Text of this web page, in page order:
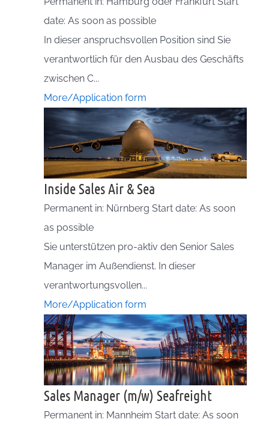
date: As soon as possible
In dieser anspruchsvollen Position sind Sie
verantwortlich für den Ausbau des Geschäfts
zwischen C...
More/Application form
Inside Sales Air & Sea
Permanent in: Nürnberg Start date: As soon
as possible
Sie unterstützen pro-aktiv den Senior Sales
Manager im Außendienst. In dieser
verantwortungsvollen...
More/Application form
Sales Manager (m/w) Seafreight
Permanent in: Mannheim Start date: As soon